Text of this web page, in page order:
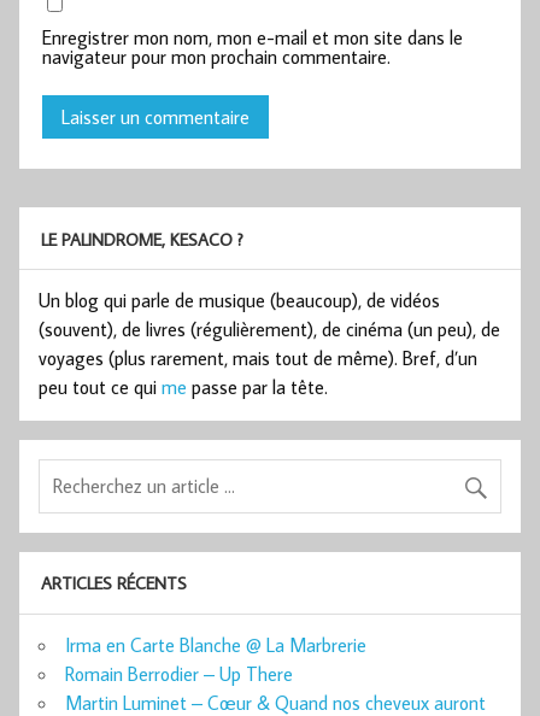
Enregistrer mon nom, mon e-mail et mon site dans le
navigateur pour mon prochain commentaire.
LE PALINDROME, KESACO ?
Un blog qui parle de musique (beaucoup), de vidéos
(souvent), de livres (régulièrement), de cinéma (un peu), de
voyages (plus rarement, mais tout de même). Bref, d’un
peu tout ce qui me passe par la tête.
ARTICLES RÉCENTS
Irma en Carte Blanche @ La Marbrerie
Romain Berrodier – Up There
Martin Luminet – Cœur & Quand nos cheveux auront